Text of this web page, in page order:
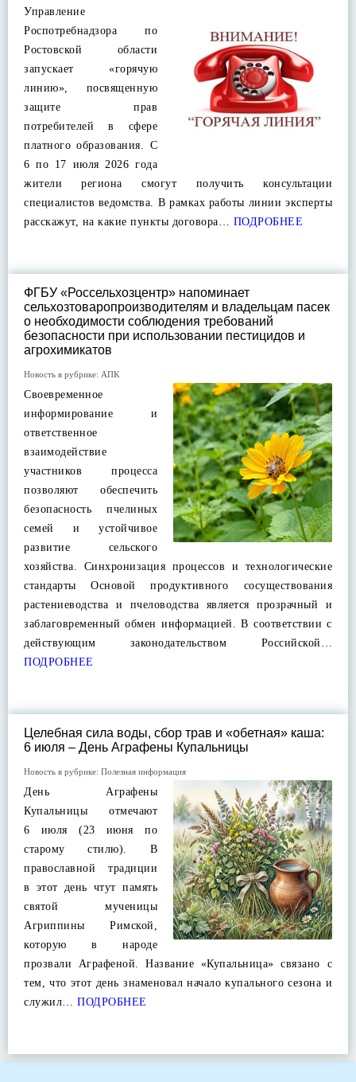
Управление
Роспотребнадзора по
Ростовской области
запускает «горячую
линию», посвященную
защите прав
потребителей в сфере
платного образования. С
6 по 17 июля 2026 года
жители региона смогут получить консультации
специалистов ведомства. В рамках работы линии эксперты
расскажут, на какие пункты договора… ПОДРОБНЕЕ
ФГБУ «Россельхозцентр» напоминает
сельхозтоваропроизводителям и владельцам пасек
о необходимости соблюдения требований
безопасности при использовании пестицидов и
агрохимикатов
Новость в рубрике: АПК
Своевременное
информирование и
ответственное
взаимодействие
участников процесса
позволяют обеспечить
безопасность пчелиных
семей и устойчивое
развитие сельского
хозяйства. Синхронизация процессов и технологические
стандарты Основой продуктивного сосуществования
растениеводства и пчеловодства является прозрачный и
заблаговременный обмен информацией. В соответствии с
действующим законодательством Российской…
ПОДРОБНЕЕ
Целебная сила воды, сбор трав и «обетная» каша:
6 июля – День Аграфены Купальницы
Новость в рубрике: Полезная информация
День Аграфены
Купальницы отмечают
6 июля (23 июня по
старому стилю). В
православной традиции
в этот день чтут память
святой мученицы
Агриппины Римской,
которую в народе
прозвали Аграфеной. Название «Купальница» связано с
тем, что этот день знаменовал начало купального сезона и
служил… ПОДРОБНЕЕ